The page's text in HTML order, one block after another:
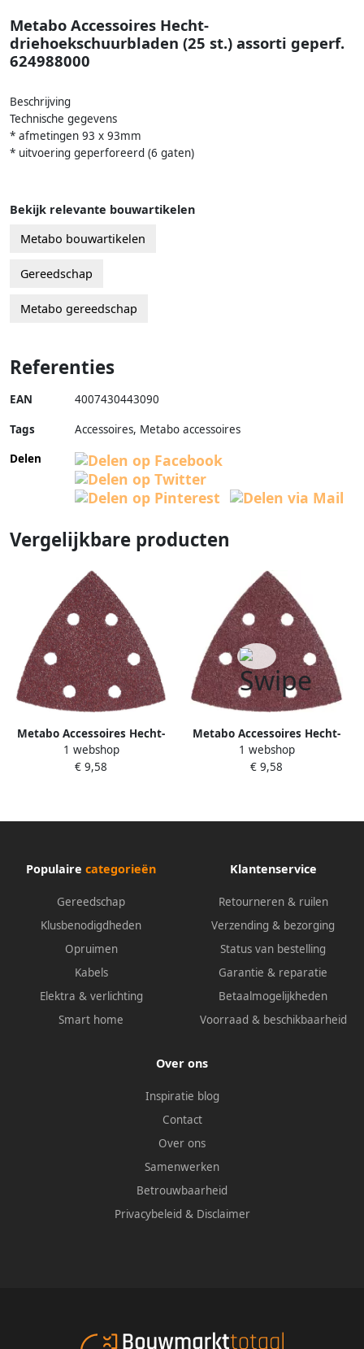
Metabo Accessoires Hecht-
driehoekschuurbladen (25 st.) assorti geperf.
624988000
Beschrijving
Technische gegevens
* afmetingen 93 x 93mm
* uitvoering geperforeerd (6 gaten)
Bekijk relevante bouwartikelen
Metabo bouwartikelen
Gereedschap
Metabo gereedschap
Referenties
EAN 4007430443090
Tags
Accessoires, Metabo accessoires
Delen
Vergelijkbare producten
Metabo Accessoires Hecht-
driehoekschuurbladen (25
st.) P180 geperf. 624985000
1 webshop
€ 9,58
Metabo Accessoires Hecht-
driehoekschuurbladen (25
st.) P120 geperf. 624984000
1 webshop
€ 9,58
Populaire categorieën
Gereedschap
Klusbenodigdheden
Opruimen
Kabels
Elektra & verlichting
Smart home
Klantenservice
Retourneren & ruilen
Verzending & bezorging
Status van bestelling
Garantie & reparatie
Betaalmogelijkheden
Voorraad & beschikbaarheid
Over ons
Inspiratie blog
Contact
Over ons
Samenwerken
Betrouwbaarheid
Privacybeleid & Disclaimer